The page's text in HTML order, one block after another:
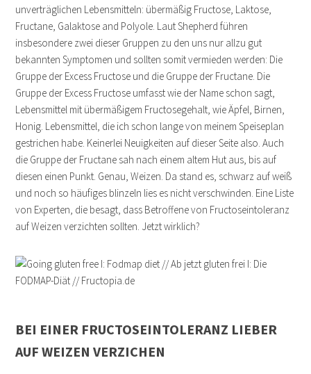
unverträglichen Lebensmitteln: übermäßig Fructose, Laktose,
Fructane, Galaktose and Polyole. Laut Shepherd führen
insbesondere zwei dieser Gruppen zu den uns nur allzu gut
bekannten Symptomen und sollten somit vermieden werden: Die
Gruppe der Excess Fructose und die Gruppe der Fructane. Die
Gruppe der Excess Fructose umfasst wie der Name schon sagt,
Lebensmittel mit übermäßigem Fructosegehalt, wie Äpfel, Birnen,
Honig. Lebensmittel, die ich schon lange von meinem Speiseplan
gestrichen habe. Keinerlei Neuigkeiten auf dieser Seite also. Auch
die Gruppe der Fructane sah nach einem altem Hut aus, bis auf
diesen einen Punkt. Genau, Weizen. Da stand es, schwarz auf weiß
und noch so häufiges blinzeln lies es nicht verschwinden. Eine Liste
von Experten, die besagt, dass Betroffene von Fructoseintoleranz
auf Weizen verzichten sollten. Jetzt wirklich?
BEI EINER FRUCTOSEINTOLERANZ LIEBER
AUF WEIZEN VERZICHEN